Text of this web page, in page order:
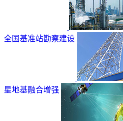
全国基准站勘察建设
星地基融合增强